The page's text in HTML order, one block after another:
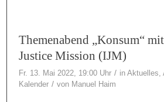
Themenabend „Konsum“
Justice Mission (IJM)
Fr. 13. Mai 2022, 19:00 Uhr / inAktuelles,
Kalender / von Manuel Haim